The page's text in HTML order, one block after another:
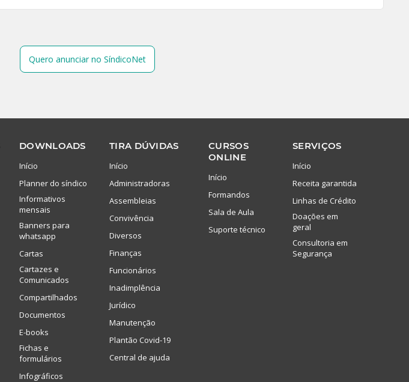
Quero anunciar no SíndicoNet
DOWNLOADS
Início
Planner do síndico
Informativos
mensais
Banners para
whatsapp
Cartas
Cartazes e
Comunicados
Compartilhados
Documentos
E-books
Fichas e
formulários
Infográficos
TIRA DÚVIDAS
Início
Administradoras
Assembleias
Convivência
Diversos
Finanças
Funcionários
Inadimplência
Jurídico
Manutenção
Plantão Covid-19
Central de ajuda
CURSOS
ONLINE
Início
Formandos
Sala de Aula
Suporte técnico
SERVIÇOS
Início
Receita garantida
Linhas de Crédito
Doações em
geral
Consultoria em
Segurança